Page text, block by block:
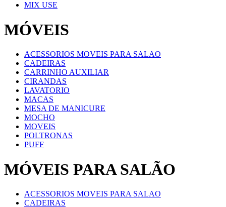
MIX USE
MÓVEIS
ACESSORIOS MOVEIS PARA SALAO
CADEIRAS
CARRINHO AUXILIAR
CIRANDAS
LAVATORIO
MACAS
MESA DE MANICURE
MOCHO
MOVEIS
POLTRONAS
PUFF
MÓVEIS PARA SALÃO
ACESSORIOS MOVEIS PARA SALAO
CADEIRAS